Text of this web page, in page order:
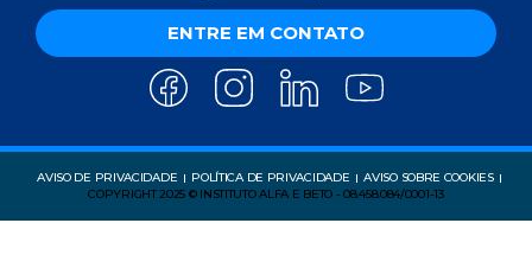
ENTRE EM CONTATO
AVISO DE PRIVACIDADE POLÍTICA DE PRIVACIDADE
AVISO SOBRE COOKIES
COPYRIGHT 2025 © INSTITUTO ALFA E BETO - 08.458.084/0001-13